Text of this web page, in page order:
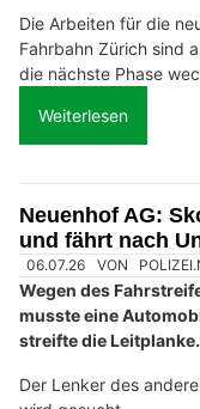
Die Arbeiten für die
Fahrbahn Zürich sind
die nächste Phase
Weiterlesen
Neuenhof AG:
und fährt nach
06.07.26 VON
Wegen des
musste eine
streifte die Leitplanke.
Der Lenker des